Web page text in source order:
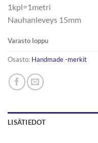
1kpl=1metri
Nauhanleveys 15mm
Varasto loppu
Osasto: Handmade -merkit
LISÄTIEDOT